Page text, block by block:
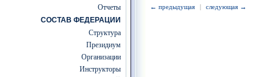
Отчеты
СОСТАВ ФЕДЕРАЦИИ
Структура
Президиум
Организации
Инструкторы
← предыдущая | следующая →